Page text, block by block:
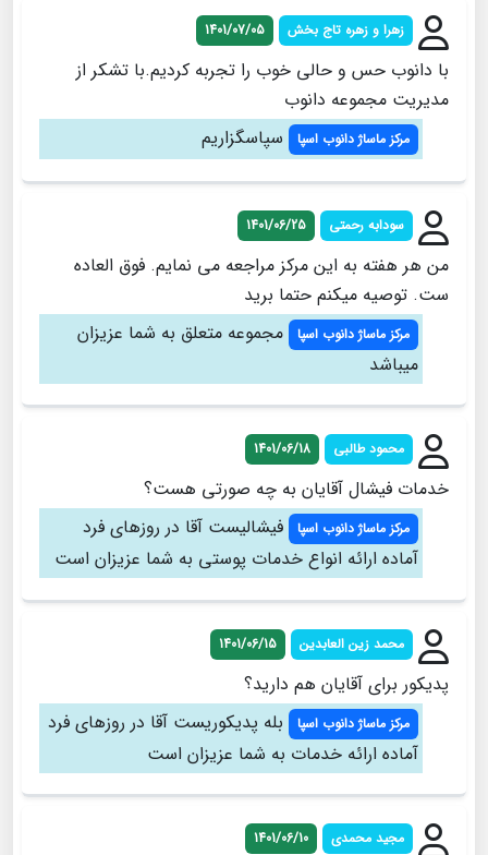
زهرا و زهره تاج بخش 1401/07/05
با دانوب حس و حالی خوب را تجربه کردیم.با تشکر از
مدیریت مجموعه دانوب
مرکز ماساژ دانوب اسپا سپاسگزاریم
سودابه رحمتی 1401/06/25
من هر هفته به این مرکز مراجعه می نمایم. فوق العاده
ست. توصیه میکنم حتما برید
مرکز ماساژ دانوب اسپا
مجموعه متعلق به شما عزیزان
میباشد
محمود طالبی 1401/06/18
خدمات فیشال آقایان به چه صورتی هست؟
مرکز ماساژ دانوب اسپا
فیشالیست آقا در روزهای فرد
آماده ارائه انواع خدمات پوستی به شما عزیزان است
محمد زین العابدین 1401/06/15
پدیکور برای آقایان هم دارید؟
مرکز ماساژ دانوب اسپا
بله پدیکوریست آقا در روزهای فرد
آماده ارائه خدمات به شما عزیزان است
مجید محمدی 1401/06/10